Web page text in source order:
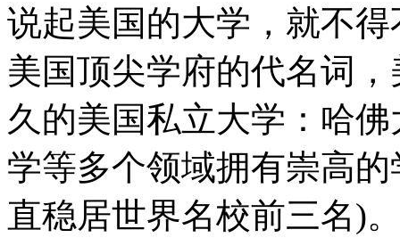
说起美国的大学，就不
美国顶尖学府的代名词
久的美国私立大学：哈
学等多个领域拥有崇高
直稳居世界名校前三名)